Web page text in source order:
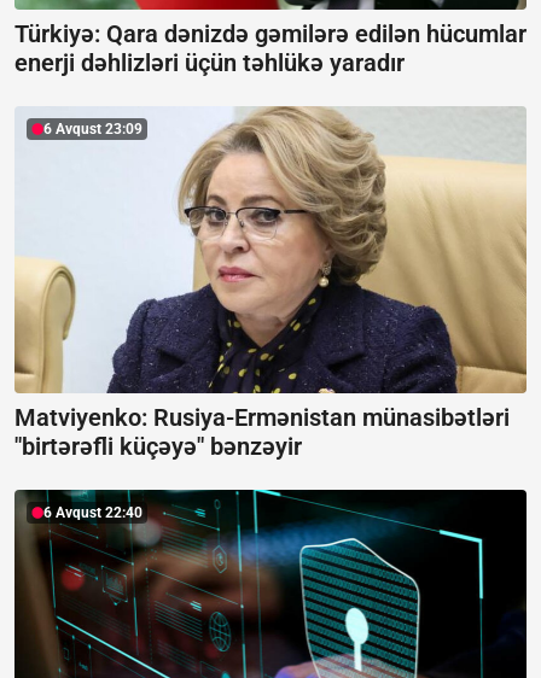
Türkiyə: Qara dənizdə gəmilərə edilən hücumlar
enerji dəhlizləri üçün təhlükə yaradır
6 Avqust 23:09
Matviyenko: Rusiya-Ermənistan münasibətləri
"birtərəfli küçəyə" bənzəyir
6 Avqust 22:40